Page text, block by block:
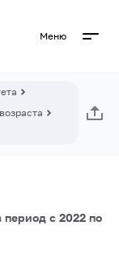
Меню
с 2022 по